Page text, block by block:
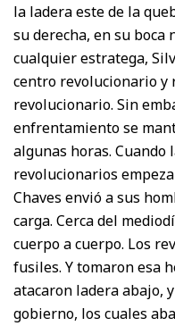
la ladera este de la
su derecha, en su boca
cualquier estratega,
centro revolucionario
revolucionario. Sin
enfrentamiento se
algunas horas. Cuando
revolucionarios
Chaves envió a sus
carga. Cerca del
cuerpo a cuerpo. Los
fusiles. Y tomaron esa
atacaron ladera abajo,
gobierno, los cuales